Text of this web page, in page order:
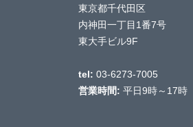
東京都千代田区
内神田一丁目1番7号
東大手ビル9F
tel: 03-6273-7005
営業時間: 平日9時～17時